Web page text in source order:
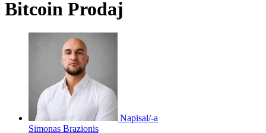
Bitcoin Prodaj
Napisal/-a
Simonas Brazionis